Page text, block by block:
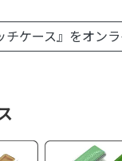
チケース』をオン